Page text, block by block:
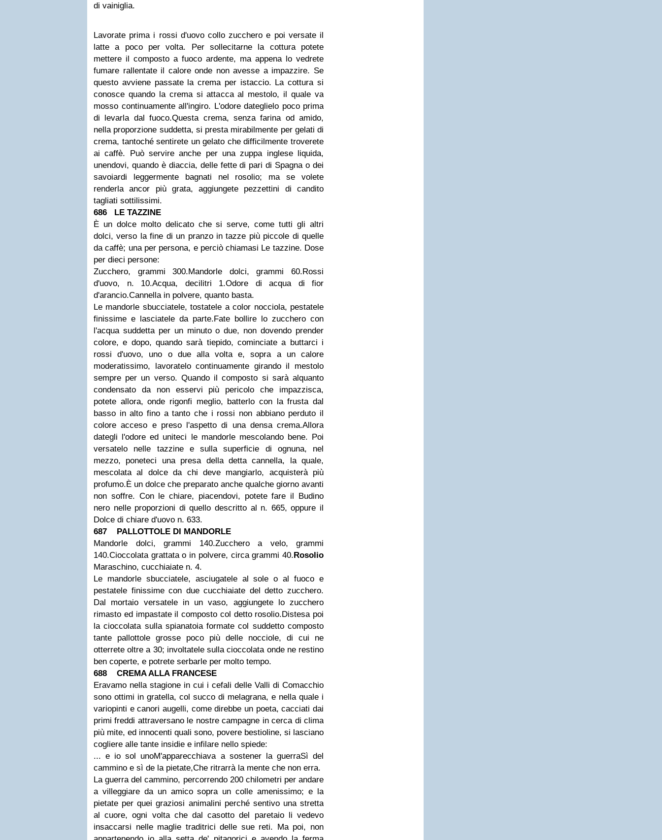
di vainiglia.
Lavorate prima i rossi d'uovo collo zucchero e poi versate il
latte a poco per volta. Per sollecitarne la cottura potete
mettere il composto a fuoco ardente, ma appena lo vedrete
fumare rallentate il calore onde non avesse a impazzire. Se
questo avviene passate la crema per istaccio. La cottura si
conosce quando la crema si attacca al mestolo, il quale va
mosso continuamente all'ingiro. L'odore dateglielo poco prima
di levarla dal fuoco.Questa crema, senza farina od amido,
nella proporzione suddetta, si presta mirabilmente per gelati di
crema, tantoché sentirete un gelato che difficilmente troverete
ai caffè. Può servire anche per una zuppa inglese liquida,
unendovi, quando è diaccia, delle fette di pari di Spagna o dei
savoiardi leggermente bagnati nel rosolio; ma se volete
renderla ancor più grata, aggiungete pezzettini di candito
tagliati sottilissimi.
686 LE TAZZINE
È un dolce molto delicato che si serve, come tutti gli altri
dolci, verso la fine di un pranzo in tazze più piccole di quelle
da caffè; una per persona, e perciò chiamasi Le tazzine. Dose
per dieci persone:
Zucchero, grammi 300.Mandorle dolci, grammi 60.Rossi
d'uovo, n. 10.Acqua, decilitri 1.Odore di acqua di fior
d'arancio.Cannella in polvere, quanto basta.
Le mandorle sbucciatele, tostatele a color nocciola, pestatele
finissime e lasciatele da parte.Fate bollire lo zucchero con
l'acqua suddetta per un minuto o due, non dovendo prender
colore, e dopo, quando sarà tiepido, cominciate a buttarci i
rossi d'uovo, uno o due alla volta e, sopra a un calore
moderatissimo, lavoratelo continuamente girando il mestolo
sempre per un verso. Quando il composto si sarà alquanto
condensato da non esservi più pericolo che impazzisca,
potete allora, onde rigonfi meglio, batterlo con la frusta dal
basso in alto fino a tanto che i rossi non abbiano perduto il
colore acceso e preso l'aspetto di una densa crema.Allora
dategli l'odore ed uniteci le mandorle mescolando bene. Poi
versatelo nelle tazzine e sulla superficie di ognuna, nel
mezzo, poneteci una presa della detta cannella, la quale,
mescolata al dolce da chi deve mangiarlo, acquisterà più
profumo.È un dolce che preparato anche qualche giorno avanti
non soffre. Con le chiare, piacendovi, potete fare il Budino
nero nelle proporzioni di quello descritto al n. 665, oppure il
Dolce di chiare d'uovo n. 633.
687 PALLOTTOLE DI MANDORLE
Mandorle dolci, grammi 140.Zucchero a velo, grammi
140.Cioccolata grattata o in polvere, circa grammi 40.Rosolio
Maraschino, cucchiaiate n. 4.
Le mandorle sbucciatele, asciugatele al sole o al fuoco e
pestatele finissime con due cucchiaiate del detto zucchero.
Dal mortaio versatele in un vaso, aggiungete lo zucchero
rimasto ed impastate il composto col detto rosolio.Distesa poi
la cioccolata sulla spianatoia formate col suddetto composto
tante pallottole grosse poco più delle nocciole, di cui ne
otterrete oltre a 30; involtatele sulla cioccolata onde ne restino
ben coperte, e potrete serbarle per molto tempo.
688 CREMA ALLA FRANCESE
Eravamo nella stagione in cui i cefali delle Valli di Comacchio
sono ottimi in gratella, col succo di melagrana, e nella quale i
variopinti e canori augelli, come direbbe un poeta, cacciati dai
primi freddi attraversano le nostre campagne in cerca di clima
più mite, ed innocenti quali sono, povere bestioline, si lasciano
cogliere alle tante insidie e infilare nello spiede:
... e io sol unoM'apparecchiava a sostener la guerraSì del
cammino e sì de la pietate,Che ritrarrà la mente che non erra.
La guerra del cammino, percorrendo 200 chilometri per andare
a villeggiare da un amico sopra un colle amenissimo; e la
pietate per quei graziosi animalini perché sentivo una stretta
al cuore, ogni volta che dal casotto del paretaio li vedevo
insaccarsi nelle maglie traditrici delle sue reti. Ma poi, non